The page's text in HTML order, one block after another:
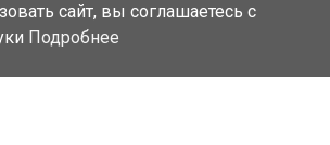
сайт, вы соглашаетесь с
Подробнее